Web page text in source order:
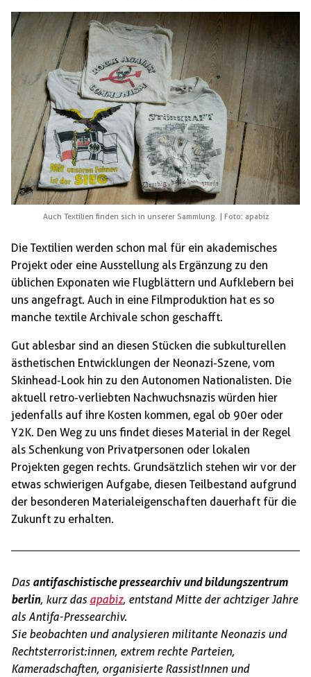
Auch Textilien finden sich in unserer Sammlung. | Foto: apabiz
Die Textilien werden schon mal für ein akademisches
Projekt oder eine Ausstellung als Ergänzung zu den
üblichen Exponaten wie Flugblättern und Aufklebern bei
uns angefragt. Auch in eine Filmproduktion hat es so
manche textile Archivale schon geschafft.
Gut ablesbar sind an diesen Stücken die subkulturellen
ästhetischen Entwicklungen der Neonazi-Szene, vom
Skinhead-Look hin zu den Autonomen Nationalisten. Die
aktuell retro-verliebten Nachwuchsnazis würden hier
jedenfalls auf ihre Kosten kommen, egal ob 90er oder
Y2K. Den Weg zu uns findet dieses Material in der Regel
als Schenkung von Privatpersonen oder lokalen
Projekten gegen rechts. Grundsätzlich stehen wir vor der
etwas schwierigen Aufgabe, diesen Teilbestand aufgrund
der besonderen Materialeigenschaften dauerhaft für die
Zukunft zu erhalten.
Das antifaschistische pressearchiv und bildungszentrum
berlin, kurz das apabiz, entstand Mitte der achtziger Jahre
als Antifa-Pressearchiv.
Sie beobachten und analysieren militante Neonazis und
Rechtsterrorist:innen, extrem rechte Parteien,
Kameradschaften, organisierte RassistInnen und